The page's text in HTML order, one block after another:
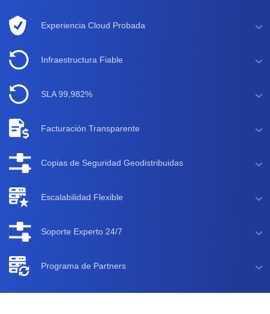
Experiencia Cloud Probada
Infraestructura Fiable
SLA 99,982%
Facturación Transparente
Copias de Seguridad Geodistribuidas
Escalabilidad Flexible
Soporte Experto 24/7
Programa de Partners